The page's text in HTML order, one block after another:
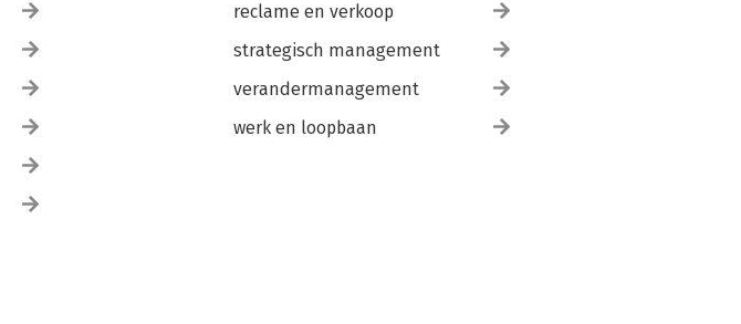
reclame en verkoop
strategisch management
verandermanagement
werk en loopbaan